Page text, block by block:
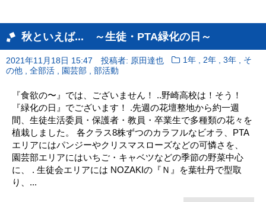
秋といえば... ～生徒・PTA緑化の日～
2021年11月18日 15:47 投稿者: 原田達也 1年 ,2年 ,3年 , そ
の他 , 全部活 , 園芸部 , 部活動
『食欲の〜』では、ございません！ ..野崎高校は！そう！
『緑化の日』でございます！ .先週の花壇整地から約一週
間、生徒生活委員・保護者・教員・卒業生で多種類の花々を
植栽しました。 各クラス8株ずつのカラフルなビオラ、PTA
エリアにはパンジーやクリスマスローズなどの可憐さを、
園芸部エリアにはいちご・キャベツなどの季節の野菜中心
に、 . 生徒会エリアには NOZAKIの『Ｎ』を葉牡丹で型取
り、...